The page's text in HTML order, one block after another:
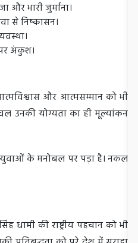
भारी जुर्माना।
से निष्कासन।
अंकुश।
और आत्मसम्मान को भी
उनकी योग्यता का ही मूल्यांकन
के मनोबल पर पड़ा है। नकल
धामी की राष्ट्रीय पहचान को भी